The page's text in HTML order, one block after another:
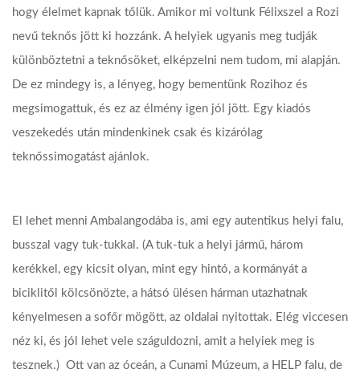
hogy élelmet kapnak tőlük. Amikor mi voltunk Félixszel a Rozi
nevű teknős jött ki hozzánk. A helyiek ugyanis meg tudják
különböztetni a teknősöket, elképzelni nem tudom, mi alapján.
De ez mindegy is, a lényeg, hogy bementünk Rozihoz és
megsimogattuk, és ez az élmény igen jól jött. Egy kiadós
veszekedés után mindenkinek csak és kizárólag
teknőssimogatást ajánlok.
El lehet menni Ambalangodába is, ami egy autentikus helyi falu,
busszal vagy tuk-tukkal. (A tuk-tuk a helyi jármű, három
kerékkel, egy kicsit olyan, mint egy hintó, a kormányát a
biciklitől kölcsönözte, a hátsó ülésen hárman utazhatnak
kényelmesen a sofőr mögött, az oldalai nyitottak. Elég viccesen
néz ki, és jól lehet vele száguldozni, amit a helyiek meg is
tesznek.) Ott van az óceán, a Cunami Múzeum, a HELP falu, de